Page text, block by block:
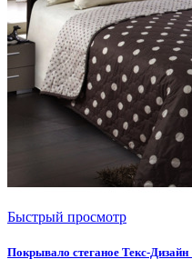
Быстрый просмотр
Покрывало стеганое Текс-